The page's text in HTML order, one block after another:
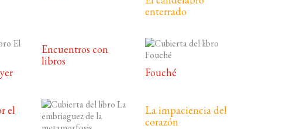
enterrado
Encuentros con
libros
Fouché
el
La impaciencia del
corazón